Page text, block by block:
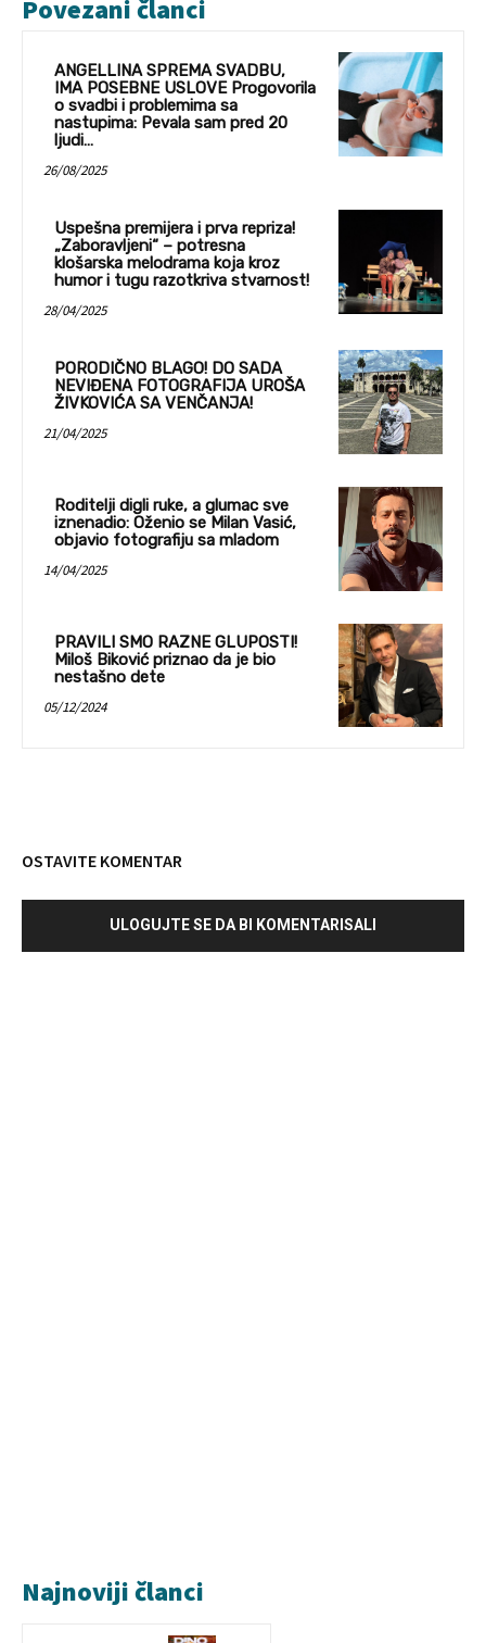
Povezani članci
ANGELLINA SPREMA SVADBU,
IMA POSEBNE USLOVE Progovorila
o svadbi i problemima sa
nastupima: Pevala sam pred 20
ljudi…
26/08/2025
Uspešna premijera i prva repriza!
„Zaboravljeni“ – potresna
klošarska melodrama koja kroz
humor i tugu razotkriva stvarnost!
28/04/2025
PORODIČNO BLAGO! DO SADA
NEVIĐENA FOTOGRAFIJA UROŠA
ŽIVKOVIĆA SA VENČANJA!
21/04/2025
Roditelji digli ruke, a glumac sve
iznenadio: Oženio se Milan Vasić,
objavio fotografiju sa mladom
14/04/2025
PRAVILI SMO RAZNE GLUPOSTI!
Miloš Biković priznao da je bio
nestašno dete
05/12/2024
OSTAVITE KOMENTAR
ULOGUJTE SE DA BI KOMENTARISALI
Najnoviji članci